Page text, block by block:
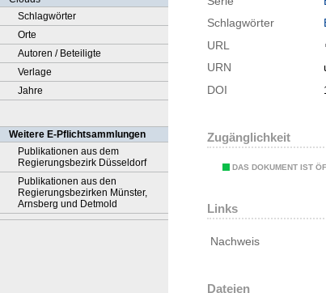
Schlagwörter
Orte
Autoren / Beteiligte
Verlage
Jahre
Weitere E-Pflichtsammlungen
Publikationen aus dem
Regierungsbezirk Düsseldorf
Publikationen aus den
Regierungsbezirken Münster,
Arnsberg und Detmold
Schlagwörter
URL
URN
DOI
Zugänglichkeit
DAS DOKUMENT IST
Links
Nachweis
Dateien